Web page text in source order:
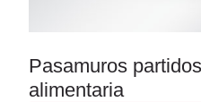
Pasamuros
alimentaria